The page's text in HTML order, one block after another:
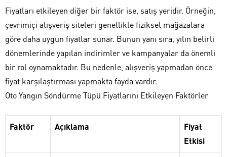
Fiyatları etkileyen diğer bir faktör ise, satış yeridir. Örneğin,
çevrimiçi alışveriş siteleri genellikle fiziksel mağazalara
göre daha uygun fiyatlar sunar. Bunun yanı sıra, yılın belirli
dönemlerinde yapılan indirimler ve kampanyalar da önemli
bir rol oynamaktadır. Bu nedenle, alışveriş yapmadan önce
fiyat karşılaştırması yapmakta fayda vardır.
Oto Yangın Söndürme Tüpü Fiyatlarını Etkileyen Faktörler
Faktör Açıklama
Fiyat
Etkisi